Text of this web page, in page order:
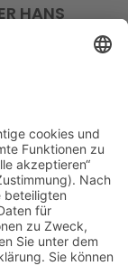
HANS G
seiner
und